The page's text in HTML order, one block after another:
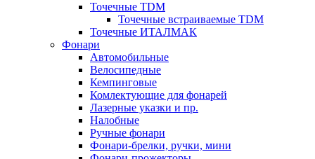
Точечные TDM
Точечные встраиваемые TDM
Точечные ИТАЛМАК
Фонари
Автомобильные
Велосипедные
Кемпинговые
Комлектующие для фонарей
Лазерные указки и пр.
Налобные
Ручные фонари
Фонари-брелки, ручки, мини